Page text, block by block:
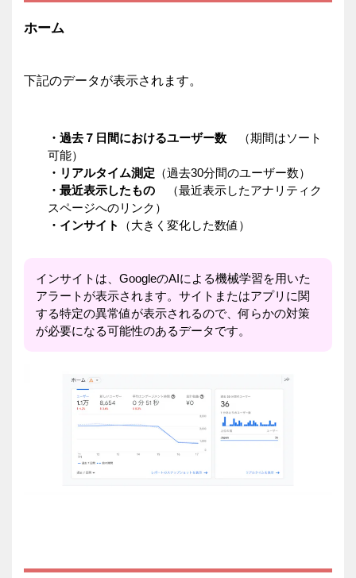
ホーム
下記のデータが表示されます。
・過去７日間におけるユーザー数 （期間はソート
可能）
・リアルタイム測定 （過去30分間のユーザー数）
・最近表示したもの （最近表示したアナリティク
スページへのリンク）
・インサイト
（大きく変化した数値）
インサイトは、GoogleのAIによる機械学習を用いた
アラートが表示されます。サイトまたはアプリに関
する特定の異常値が表示されるので、何らかの対策
が必要になる可能性のあるデータです。